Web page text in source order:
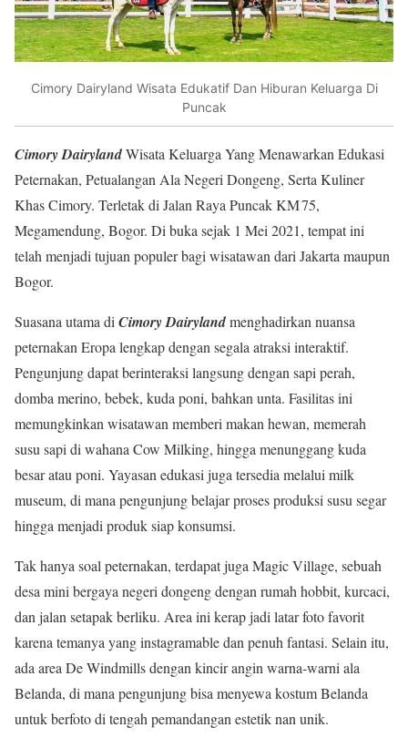
Cimory Dairyland Wisata Edukatif Dan Hiburan Keluarga Di
Puncak
Cimory DairylandWisata Keluarga Yang Menawarkan Edukasi
Peternakan, Petualangan Ala Negeri Dongeng, Serta Kuliner
Khas Cimory. Terletak di Jalan Raya Puncak KM 75,
Megamendung, Bogor. Di buka sejak 1 Mei 2021, tempat ini
telah menjadi tujuan populer bagi wisatawan dari Jakarta maupun
Bogor.
Suasana utama diCimory Dairylandmenghadirkan nuansa
peternakan Eropa lengkap dengan segala atraksi interaktif.
Pengunjung dapat berinteraksi langsung dengan sapi perah,
domba merino, bebek, kuda poni, bahkan unta. Fasilitas ini
memungkinkan wisatawan memberi makan hewan, memerah
susu sapi di wahana Cow Milking, hingga menunggang kuda
besar atau poni. Yayasan edukasi juga tersedia melalui milk
museum, di mana pengunjung belajar proses produksi susu segar
hingga menjadi produk siap konsumsi.
Tak hanya soal peternakan, terdapat juga Magic Village, sebuah
desa mini bergaya negeri dongeng dengan rumah hobbit, kurcaci,
dan jalan setapak berliku. Area ini kerap jadi latar foto favorit
karena temanya yang instagramable dan penuh fantasi. Selain itu,
ada area De Windmills dengan kincir angin warna-warni ala
Belanda, di mana pengunjung bisa menyewa kostum Belanda
untuk berfoto di tengah pemandangan estetik nan unik.